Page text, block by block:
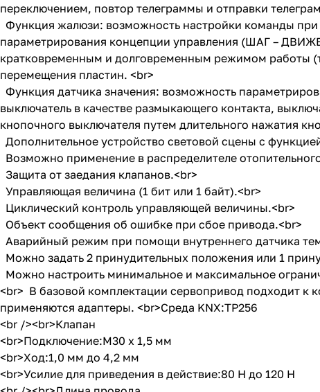
переключением, повтор телеграммы и отправки
Функция жалюзи: возможность настройки команды
параметрирования концепции управления (ШАГ –
кратковременным и долговременным режимом работы
перемещения пластин. <br>
Функция датчика значения: возможность
выключатель в качестве размыкающего контакта,
кнопочного выключателя путем длительного нажатия
Дополнительное устройство световой сцены с
Возможно применение в распределителе
Защита от заедания клапанов.<br>
Управляющая величина (1 бит или 1 байт).<br>
Циклический контроль управляющей величины.<br>
Объект сообщения об ошибке при сбое привода.<br>
Аварийный режим при помощи внутреннего датчика
Можно задать 2 принудительных положения или 1
Можно настроить минимальное и максимальное
<br> В базовой комплектации сервопривод подходит к
применяются адаптеры. <br>Среда KNX:TP256
<br /><br>Клапан
<br>Подключение:M30 x 1,5 мм
<br>Ход:1,0 мм до 4,2 мм
<br>Усилие для приведения в действие:80 Н до 120 Н